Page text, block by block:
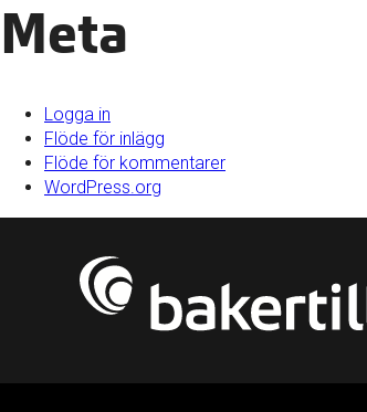
Meta
Logga in
Flöde för inlägg
Flöde för kommentarer
WordPress.org